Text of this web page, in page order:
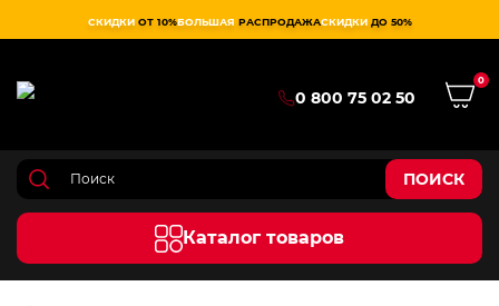
СКИДКИ ОТ 10%БОЛЬШАЯ РАСПРОДАЖАСКИДКИ ДО 50%
0 800 75 02 50
0
ПОИСК
Каталог товаров